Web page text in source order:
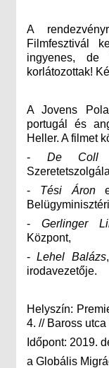
A
Filmfesztivál
ingyenes, de
korlátozottak!
A Jovens
portugál és
Heller. A filmet
- De Coll
- Tési Áron
- Gerlinger
Központ,
-Lehel Balázs
irodavezetője.
Helyszín:
4. // Baross utca
Időpont: 2019.
a Globális